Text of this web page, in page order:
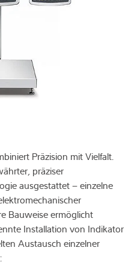
Präzision mit Vielfalt.
präziser
ausgestattet – einzelne
Bauweise ermöglicht
Installation von Indikator
Austausch einzelner